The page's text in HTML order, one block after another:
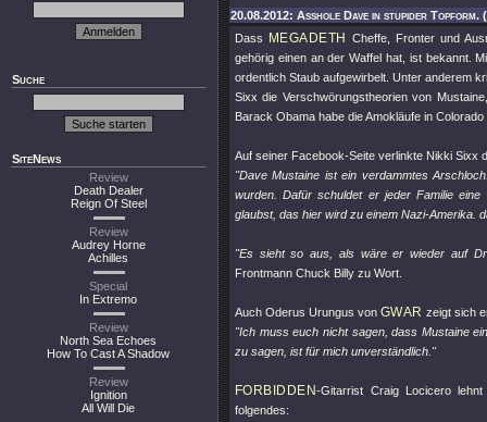
Suche
SiteNews
Review
Death Dealer
Reign Of Steel
Review
Audrey Horne
Achilles
Special
In Extremo
Review
North Sea Echoes
How To Cast A Shadow
Review
Ignition
All Will Die
20.08.2012: Asshole Dave in stupider Topform.
Dass
MEGADETH
Cheffe, Fronter und
gehörig einen an der Waffel hat, ist bekannt.
ordentlich Staub aufgewirbelt. Unter anderem
Sixx die Verschwörungstheorien von
Barack Obama habe die Amokläufe in
Auf seiner Facebook-Seite verlinkte Nikki Sixx
"Dave Mustaine ist ein verdammtes
wurden. Dafür schuldet er jeder Familie
glaubst, das hier wird zu einem Nazi-Amerika.
"Es sieht so aus, als wäre er wieder auf
Frontmann Chuck Billy zu Wort.
Auch Oderus Urungus von GWAR zeigt sich
"Ich muss euch nicht sagen, dass Mustaine
zu sagen, ist für mich unverständlich."
FORBIDDEN-Gitarrist Craig Locicero
folgendes: